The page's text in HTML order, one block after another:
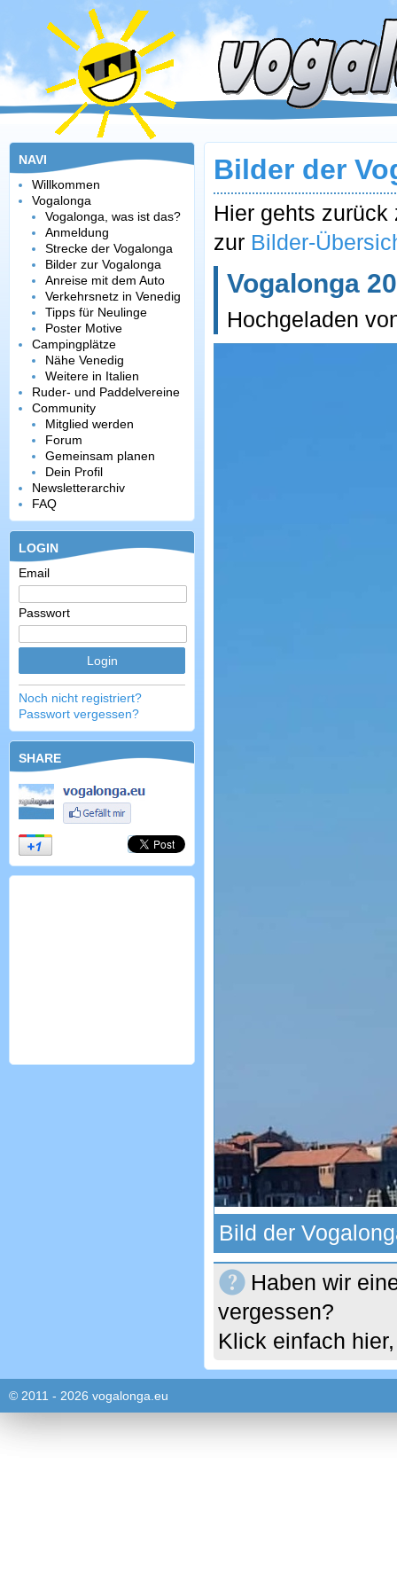
NAVI
Willkommen
Vogalonga
Vogalonga, was ist das?
Anmeldung
Strecke der Vogalonga
Bilder zur Vogalonga
Anreise mit dem Auto
Verkehrsnetz in Venedig
Tipps für Neulinge
Poster Motive
Campingplätze
Nähe Venedig
Weitere in Italien
Ruder- und Paddelvereine
Community
Mitglied werden
Forum
Gemeinsam planen
Dein Profil
Newsletterarchiv
FAQ
LOGIN
Email
Passwort
Noch nicht registriert?
Passwort vergessen?
SHARE
Bilder der
Hier gehts
zur Bilder-
Vogalonga
Hochgeladen
Bild der
Haben wir
vergessen?
Klick einfach
© 2011 - 2026 vogalonga.eu